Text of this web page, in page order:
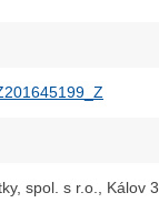
spol. s r.o., Kálov